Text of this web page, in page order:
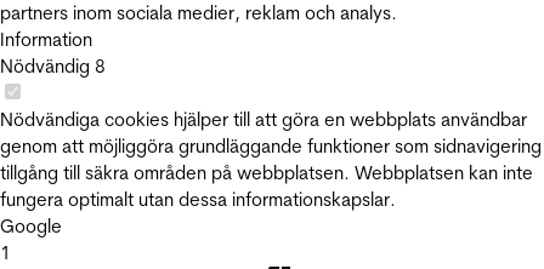
partners inom sociala medier, reklam och analys.
Information
Nödvändig 8
Nödvändiga cookies hjälper till att göra en webbplats användbar
genom att möjliggöra grundläggande funktioner som
tillgång till säkra områden på webbplatsen. Webbplatsen kan inte
fungera optimalt utan dessa informationskapslar.
Google
1